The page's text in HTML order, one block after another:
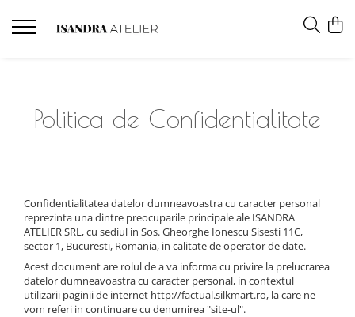
Politica de Confidentialitate
Confidentialitatea datelor dumneavoastra cu caracter personal
reprezinta una dintre preocuparile principale ale ISANDRA
ATELIER SRL, cu sediul in Sos. Gheorghe Ionescu Sisesti 11C,
sector 1, Bucuresti, Romania, in calitate de operator de date.
Acest document are rolul de a va informa cu privire la prelucrarea
datelor dumneavoastra cu caracter personal, in contextul
utilizarii paginii de internet http://factual.silkmart.ro, la care ne
vom referi in continuare cu denumirea "site-ul".